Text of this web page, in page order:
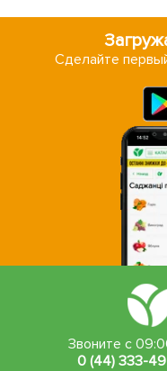
Сделайте
Звоните с
0 (44) 333-